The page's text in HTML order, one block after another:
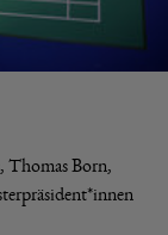
Thomas Born,